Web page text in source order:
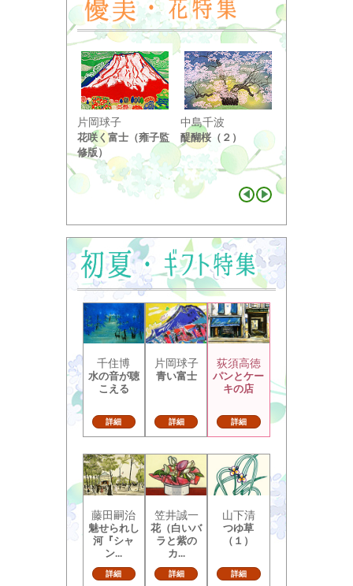
片岡球子
花咲く富士（雍子監
修版）
中島千波
醍醐桜（２）
り ...
千住博
水の音が聴
こえる
詳細
片岡球子
青い富士
詳細
荻須高徳
パンとケー
キの店
詳細
藤田嗣治
魅せられし
河『シャ
ン...
詳細
笠井誠一
花（白いバ
ラと紫の
カ...
詳細
山下清
つゆ草
（１）
詳細